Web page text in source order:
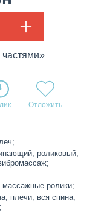
роликовый,
массажные ролики;
плечи, вся спина,